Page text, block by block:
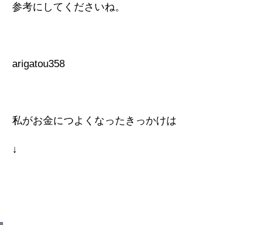
参考にしてくださいね。
arigatou358
私がお金につよくなったきっかけは
↓